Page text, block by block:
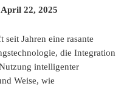
April 22, 2025
Jahren eine rasante
die Integration
intelligenter
Weise, wie